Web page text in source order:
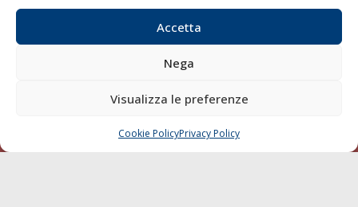
Accetta
Nega
Visualizza le preferenze
Cookie PolicyPrivacy Policy
Blue economy
Diporto
Chi siamo
SEGUI
CHIAMA SCRIVI